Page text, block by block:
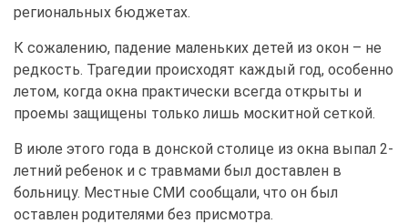
региональных бюджетах.
К сожалению, падение маленьких детей из окон – не
редкость. Трагедии происходят каждый год, особенно
летом, когда окна практически всегда открыты и
проемы защищены только лишь москитной сеткой.
В июле этого года в донской столице из окна выпал 2-
летний ребенок и с травмами был доставлен в
больницу. Местные СМИ сообщали, что он был
оставлен родителями без присмотра.